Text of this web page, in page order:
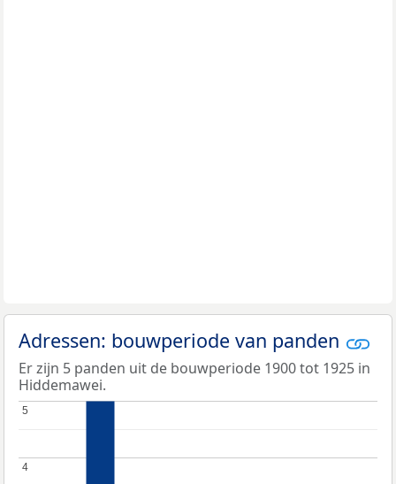
Adressen: bouwperiode van panden
Er zijn 5 panden uit de bouwperiode 1900 tot 1925 in
Hiddemawei.
4
4
5
5